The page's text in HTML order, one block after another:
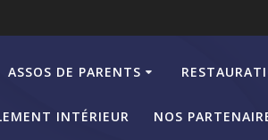
ASSOS DE PARENTS
INTÉRIEUR NOS